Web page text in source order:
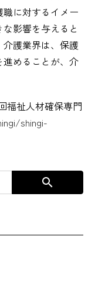
に対するイメー
影響を与えると
護業界は、保護
めることが、介
福祉人材確保専門
shingi-
search